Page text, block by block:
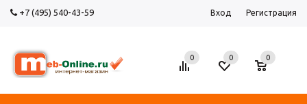
+7 (495) 540-43-59 Вход Регистрация
0 0
0